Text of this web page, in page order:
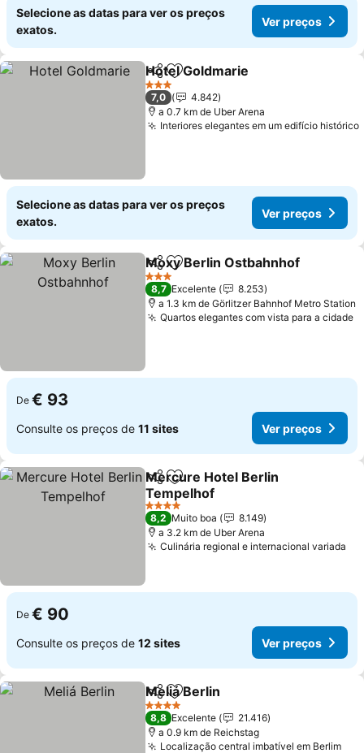
Selecione as datas para ver os preços
exatos.
Ver preços
PartilharAdicionar aos favoritos
Hotel Goldmarie
3 Estrelas
7,0
4.842
a 0.7 km de Uber Arena
Interiores elegantes em um edifício histórico
Selecione as datas para ver os preços
exatos.
Ver preços
PartilharAdicionar aos favoritos
Moxy Berlin Ostbahnhof
3 Estrelas
8,7 Excelente
8.253
a 1.3 km de Görlitzer Bahnhof Metro Station
Quartos elegantes com vista para a cidade
De € 93
Consulte os preços de 11 sites Ver preços
PartilharAdicionar aos favoritos
Mercure Hotel Berlin
Tempelhof
4 Estrelas
8,2 Muito boa
8.149
a 3.2 km de Uber Arena
Culinária regional e internacional variada
De € 90
Consulte os preços de 12 sites Ver preços
PartilharAdicionar aos favoritos
Meliá Berlin
4 Estrelas
8,8 Excelente
21.416
a 0.9 km de Reichstag
Localização central imbatível em Berlim